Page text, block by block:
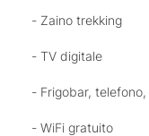
- Zaino trekking
- TV digitale
- Frigobar,
- WiFi gratuito